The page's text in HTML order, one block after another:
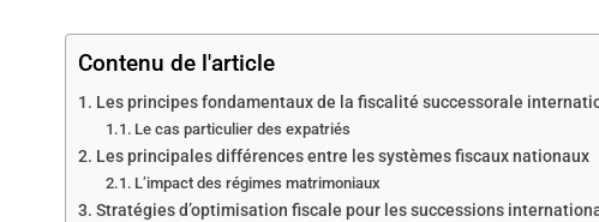
Contenu de l'article
Les principes fondamentaux de la fiscalité successorale
Le cas particulier des expatriés
Les principales différences entre les systèmes fiscaux nationaux
L’impact des régimes matrimoniaux
Stratégies d’optimisation fiscale pour les successions